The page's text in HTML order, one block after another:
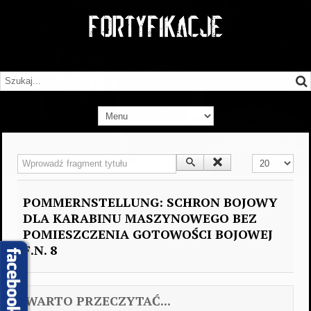
Wprowadź fragment tytułu Pokaż #
POMMERNSTELLUNG: SCHRON BOJOWY
DLA KARABINU MASZYNOWEGO BEZ
POMIESZCZENIA GOTOWOŚCI BOJOWEJ
F.N. 8
WARTO PRZECZYTAĆ...